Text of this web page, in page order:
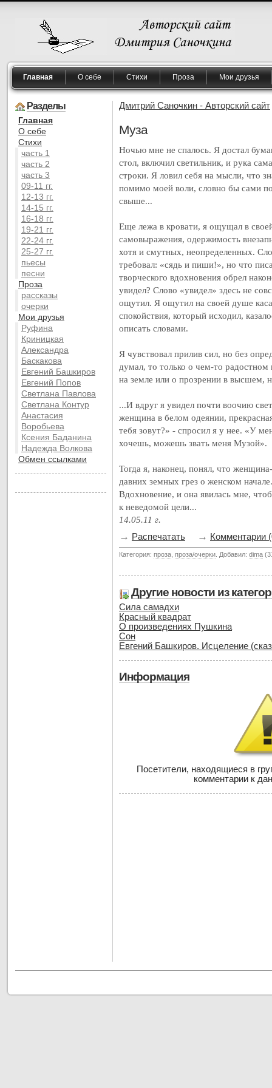
Главная О себе Стихи Проза Мои друзья
Разделы
Главная
O себе
Cтихи
часть 1
часть 2
часть 3
09-11 гг.
12-13 гг.
14-15 гг.
16-18 гг.
19-21 гг.
22-24 гг.
25-27 гг.
пьесы
песни
Проза
рассказы
очерки
Мои друзья
Руфина
Криницкая
Александра
Баскакова
Евгений Башкиров
Евгений Попов
Светлана Павлова
Светлана Контур
Анастасия
Воробьева
Ксения Баданина
Надежда Волкова
Обмен ссылками
Дмитрий Саночкин - Авторский сайт
Муза
Ночью мне не спалось. Я достал
стол, включил светильник, и рука
строки. Я ловил себя на мысли, что
помимо моей воли, словно бы сами
свыше...
Еще лежа в кровати, я ощущал в
самовыражения, одержимость
хотя и смутных, неопределенных.
требовал: «сядь и пиши!», но что
творческого вдохновения обрел
увидел? Слово «увидел» здесь не
ощутил. Я ощутил на своей душе
спокойствия, который исходил,
описать словами.
Я чувствовал прилив сил, но без
думал, то только о чем-то
на земле или о прозрении в высшем,
...И вдруг я увидел почти воочию
женщина в белом одеянии,
тебя зовут?» - спросил я у нее. «У
хочешь, можешь звать меня Музой».
Тогда я, наконец, понял, что
давних земных грез о женском
Вдохновение, и она явилась мне,
к неведомой цели...
14.05.11 г.
→ Распечатать → Комментарии
Категория: проза проза/очерки . Добавил: dima
Другие новости из
Сила самадхи
Красный квадрат
О произведениях Пушкина
Сон
Евгений Башкиров. Исцеление
Информация
Посетители, находящиеся в
комментарии к